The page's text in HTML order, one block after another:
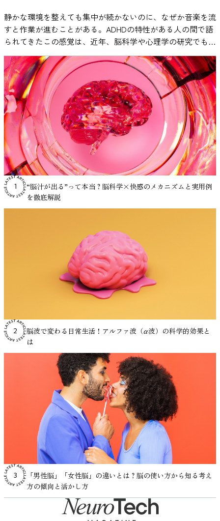
quality in students with sleep complaints. Journal of Advanced
Nursing, 62(3), 327–
335.https://pubmed.ncbi.nlm.nih.gov/18426457/ 瞑想や呼吸
法と音楽を組み合わせる方法 音楽は、瞑想や呼吸法などの
リラクゼーション技法と組み合わせて利用されることもあり
ます。瞑想研究では、呼吸や注意の集中を促す補助的な刺激
として音楽が使われる場合があります。 リラクゼーション
法の研究では、呼吸のリズムや身体の感覚に注意を向けるこ
とで心理的緊張が変化する可能性が報告されています。音楽
はこうした実践の中で、一定のリズムや静かな音環境を提供
する要素として用いられることがあります。 特にガイド付
き瞑想やリラクゼーションプログラムでは、背景音として穏
やかな音楽や環境音が使用されることがあり、注意の集中や
リラックス状態の維持を助ける要素として研究されていま
す。 瞑想について科学的に解説した記事はこちら。 ・たっ
た10分の瞑想で脳が変わる？EEGがとらえた、脳深部のリア
能性については、これまで主に心理学や医学の分野で研究さ
れてきました。近年はこれに加えて、脳科学やデジタル技術
を組み合わせた研究も進んでいます。特に、脳活動や生体信
号を計測しながら音楽体験を分析する研究は、音楽が人の状
態にどのように関係するかを理解するための新しいアプロー
チとして注目されています。 脳波や心拍などの生理データ
反応をより詳細に観察できるようになりました。こうした研
究は、音楽とストレス、集中状態、リラックス状態の関係を
科学的に検証する基盤となっています。 脳科学と音楽テク
ノロジーの研究動向 音楽と脳の関係は、神経科学の分野で
も研究が進められています。脳画像研究では、音楽を聴いた
ときに感情処理や報酬系に関わる脳領域が活動することが報
告されています。こうした研究は、音楽体験が脳内の複数の
ネットワークと関係していることを示しています。 また近
年では、脳波や生理信号を計測する技術を用いて、音楽を聴
いているときの状態を分析する研究も行われています。これ
らの研究は、音楽体験をより客観的に理解するための方法と
して発展しており、音楽と人の心理状態の関係を探る新しい
研究領域となっています。 参考：Koelsch, S. (2014). Brain
correlates of music-evoked emotions. Nature Reviews
Neuroscience, 15(3), 170–180.
https://www.nature.com/articles/nrn3666 音楽体験を拡張す
される仕組みになっています。 作業用BGMを探す際には、
ジャンルやプレイリストだけでなく、こうした脳の状態に着
目した音楽サービスを選択肢として検討する方法もありま
す。音環境をより意識的に設計することで、自分に合った作
業環境を見つけやすくなる可能性があります。 VIE Tunesは
現在、アプリからの無料体験が可能です。 ・iOS ・Android
まとめ｜作業用BGMの効果を正しく使えば、生産性は確実
に変わる 作業用BGMは、単に「集中できる音楽」を探すだ
けのものではありません。研究を見ても、音楽そのものが直
接的に生産性を高めると断定できるわけではなく、作業内容
や個人特性、音環境との関係によって影響の出方が変わるこ
とが示されています。 重要なのは、「どの音楽が一番良い
か」ではなく、どのような作業をしているのか、どの程度の
刺激が最適なのかという視点で音環境を考えることです。自
分に合った音環境を見つけていくことが、作業用BGMを活
用する上で重要なポイントといえるでしょう。
唾液指標といった生理データを用いて検証が行われている点
が、主観報告中心の方法との違いです。 ADHD特性の集中に
課題を感じている人へ VIE Tunesのような設計は、勉強中や
仕事中に持続的な集中が求められる場面で活用されることを
想定しています。 特に、 ・無音では落ち着かない・単調な
作業で注意が途切れやすい・作業中のストレスを軽減したい
といった状況では、一つの選択肢になり得ます。
VIE
Tunes 無料体験はこちら まとめ｜ADHDと音楽の関係を正し
く理解しよう ADHDと音楽の関係は、「良い」「悪い」と一
言では言い切れません。 研究では、ホワイトノイズや特定
の音刺激が課題成績に影響を与える可能性が示されていま
す。一方で、歌詞付き音楽が言語課題を妨げる場合も報告さ
れています。つまり、音は状況によって集中を助けることも
あれば、妨げることもあります。 大切なのは、「音楽が効
くかどうか」ではなく、「どんな音が、どんな作業に合う
か」を考えることです。 VIE Tunesのように、脳波や生理指
音楽の関係を正しく理解するとは、研究でわかっている範囲
を踏まえ、自分の特性や作業内容に合わせて試し、調整して
いくことです。音は万能な解決策ではありませんが、集中を
支える一つの手段にはなり得ます。
少ない穏やかな音環境を意識することが大切です。 ③ 姿
勢・呼吸法と合わせる 音楽を流しながら、深くゆっくりと
した呼吸を意識します。鼻からゆっくり吸い、口から長めに
吐く呼吸を数回繰り返すだけでも、体の緊張が緩みやすくな
ります。 姿勢は、背中や首に余計な力が入らない状態が理
想です。音楽だけに頼るのではなく、呼吸と組み合わせるこ
とで、よりリラックス状態へ移行しやすくなります。 リラ
ックスの方法についてはこちらの記事でも解説しています。
https://mag.viestyle.co.jp/relax-performance/ ④ 「音楽＝
寝る時間」のルーティンをつくる 毎晩同じタイミングで音
楽を流すことで、「この音が流れたら寝る時間」という条件
づけが形成されやすくなります。これは行動習慣の観点から
も理にかなっており、繰り返すことで入眠までの流れがスム
ーズになります。 日によって曲を頻繁に変えるよりも、あ
る程度パターンを固定する方が、安心感につながりやすい傾
向があります。 ⑤ 習慣を記録し、少しずつ微調整する 睡眠
音量や再生時間を見つけやすくなります。 例えば、 音量を
少し下げた方が眠りやすかった 30分でタイマーを切る方が
途中覚醒が少なかった など、実践の中で調整していくこと
睡眠の質を高めるために、特別な道具や難しい知識は必要あ
りません。大切なのは、寝る前の過ごし方を少し整えること
な関係があります。ゆったりとしたテンポや穏やかな音環境
は、副交感神経が優位になる状態をサポートし、入眠までの
流れをスムーズにします。さらに、照明を落とす、スマホか
ら離れる、深い呼吸を意識するなどの習慣を組み合わせるこ
とで、より自然に眠りへと移行しやすくなります。 重要な
のは、「良い音楽を探すこと」よりも、毎晩同じ流れをつく
ることです。音楽を流す時間を固定することで、「この音＝
寝る時間」という条件づけが生まれ、体と脳が休息モードに
入りやすくなります。 まずは今夜、寝る30分前に静かな音
楽を流してみてください。光を落とし、呼吸を整え、音に身
をゆだねる——その小さな積み重ねが、あなたの睡眠を少し
ずつ変えていきます。 そして、睡眠前の音環境をより意識
的に整えたい方は、状態設計に基づいた音楽体験を取り入れ
てみるのも一つの方法です。 今夜から試せる、VIE Tunes無
料ダウンロード・iOS ・Android
類と音質の違い 集中力を高めるには、「ノイズキャンセリ
ング機能付きイヤホン」の使用がおすすめです。外部の雑音
をカットすることで、音量を上げすぎずに済み、聴覚疲労を
防ぐことができます。 また、フラットな音質設計のイヤホ
ンは、音楽の細かなニュアンスが聴きやすく、環境音やアン
ビエント系BGMとの相性も良好です。 時間帯による音楽の
選び方 集中の目的と時間帯に合わせて音楽を選ぶことも大
切です。 朝〜午前中はテンポのあるクラシックやローファ
イなどで覚醒状態を促し、午後の眠気が出やすい時間帯には
自然音やアンビエントで落ち着きを保つのがおすすめです。
夜間や就寝前は、リラックス目的のスローテンポなBGMに
切り替えると、生活リズムも整いやすくなります。 「なが
ら聴き」にならない工夫 ただ流すだけの「ながら聴き」で
は、音楽の効果が薄れることもあります。作業前に再生する
BGMを一度深呼吸しながら意識的に聴く、プレイリストを
作業内容に合わせて事前に準備しておくなど、“選んで聴
く”という習慣を持つことで、集中スイッチが入りやすくな
「脳波への影響」や「聴き方」も重要です。VIE Tunesのよ
うに、科学的に実証された音楽サービスを活用することで、
より効果的に集中状態へ導くことができます。 まずは、あ
なたの作業シーンに合ったニューロミュージックを試して、
「聴くだけ」の集中力アップを体験してみてください。
ことです。この特徴は、自己愛が強いのに表立って自己主張
できず内省的で不安が強いという脆弱型の性質とも符合する
かもしれません。 図：各ナルシシズムタイプと脳波パター
ンの関係（Zhou et al., 2025） 以上のように、ナルシシズム
の多様な側面ごとに固有の脳波パターンが確認されたので
す。研究チームは「これらの結果を総合すると、自己愛傾向
の多様な形が安静時脳活動から信頼性高く予測できることが
示唆された」と述べています。この成果は人格特性を脳から
読み解くパーソナリティ神経科学という分野の新たな一歩と
言えるでしょう。 VIEの脳波計で“自分の脳”を理解する VIE
のEEG Headphoneのような革新的なデバイスにより、誰でも
脳波を“日常的に”測ることが可能になってきています。特に
研究用に特化したこのデバイスは、高度な脳波センサーを内
蔵したオーディオデバイスとして、リアルタイムで集中・リ
ラックス・認知負荷といった状態を非侵襲かつ高精度に可視
化することが可能です。 特許取得済みのセンシング技術
ことを物語っています。今回の研究は、「人間の脳波は、口
を開く前にその人の性格を映し出しているのかもしれない」
という驚きとともに、新たな問いを投げかけました。もちろ
ん、脳波で性格のすべてが分かるわけではありません。しか
確かです。 将来、ビジネスや教育の場で脳波から個人の特
性に合わせたアプローチを取る、といった応用も夢ではない
てしまうことに対する倫理的な議論も必要になるでしょう。
私たちの脳活動と心の個性は表裏一体である──そのことを
今回の研究は改めて示しています。何気なく過ごす今この瞬
間も、あなたの脳波はあなたという人間の一端を物語ってい
るのかもしれません。そんな事実に思いを馳せると、日常の
風景が少し違って見えてきませんか。
参考文献 Zhou, Z.,
Huang, C., Robins, E. M., Angus, D. J., Sedikides, C., & Kelley,
N. J. (2025). Decoding the Narcissistic Brain: Predicting
diverse forms of narcissism from resting-state EEG using
multivariate pattern analysis. NeuroImage, Volume 288, 120279.
https://www.sciencedirect.com/science/article/pii/
究者はストレス反応を評価するために、唾液中のコルチゾー
ルや唾液αアミラーゼといった生理指標、さらに心拍数や主
観的なストレス評価などを測定しました。 その結果、音楽
を聴いたグループでは、ストレス課題の後に自律神経系の反
応が回復する過程に特徴的な違いが見られました。特に唾液
αアミラーゼの値については、音楽を聴いた参加者のほうが
比較的早く基準値へ戻る傾向が確認されました。研究者はこ
の結果から、音楽の聴取が人間の心理生物学的ストレスシス
テムに影響を与える可能性があると結論づけています。 ス
トレスについては、こちらの記事でも詳しく説明していま
す。 ・私たちはなぜ緊張するのか？：緊張のメカニズムと
コントロール方法 医療分野で音楽療法が活用されている理
由 音楽は娯楽としてだけでなく、医療分野でも補助的な介
入手法として利用されています。このような方法は一般的に
「音楽療法」と呼ばれ、患者の心理的状態や生理反応に対す
る影響が研究されています。 医学研究では、音楽を聴くこ
とが心拍数や血圧などの生理的指標に関連する可能性が報告
神経系の活動に関係する可能性も指摘されています。これら
の結果は、音楽がストレス反応に関わる身体の調節システム
に影響を与える可能性を示唆しています。 実際に医療現場
では、手術前の不安を軽減する目的や、治療中の心理的負担
を和らげる目的で音楽が用いられることがあります。音楽は
薬物を使用しない非侵襲的な方法であり、患者への身体的負
段として研究が進められています。 音楽療法についてより
詳しく知りたい方はこちら。 ・音楽療法とは？健康を支え
る音楽の力と実践アイデア集 参考：De Witte, M., Spruit, A.,
van Hooren, S., Moonen, X., & Stams, G. J. (2020). Effects of
music interventions on physiological and psychological stress
outcomes: A systematic review and meta-analysis. Health
Psychology Review, 14(2), 187–
224.https://pubmed.ncbi.nlm.nih.gov/31167611/ 音楽がストレ
スに関わる脳の働きに影響する仕組み 音楽がストレス反応
に影響を与える可能性については、脳の働きとの関係からも
研究が行われています。人間がストレスを感じたときには、
視床下部や扁桃体、海馬、前頭前野といった複数の脳領域が
関与します。これらの領域は感情の処理や記憶、意思決定な
どに関わる重要な部位です。 興味深いことに、音楽を聴い
たときにもこれらの脳領域が活動することが神経科学の研究
で報告されています。音楽は聴覚刺激として脳に入力される
だけでなく、感情や記憶と結びついた複雑な神経ネットワー
音楽体験が神経化学的な反応を引き起こすことが明らかにな
っています。 ドーパミンは「快感」や「動機づけ」に関与
する神経伝達物質として知られています。 ここで重要なの
は、「どの音楽でも同じ反応が起きるわけではない」という
点です。研究では、本人が好ましいと感じる音楽を聴いたと
きに、より強い報酬系の反応が観察されています。 そのた
め、自分にとって心地よいと感じる音楽が気分を変化させ、
その結果として作業への取り組みやすさに影響する可能性が
あります。 生産性が向上するメカニズム 作業用BGMの効果
は、主に次の2つのメカニズムで説明されています。 1. 外部
ノイズのマスキング効果 音楽には、周囲の雑音を覆い隠す
「マスキング効果」があります。特にオープンオフィスのよ
うな環境では、断続的に聞こえる会話音が集中を妨げる要因
になることが知られています。 一定の音（ホワイトノイズ
や環境音など）を流すと、こうした突発的な音が目立ちにく
くなり、集中状態を保ちやすくなるという考え方です。 オ
イントとおすすめソリューション 2. 気分向上による間接的
や作業持続時間に影響を与える可能性があります。
Thompsonら（2001）の研究では、明るくテンポの速い音楽
を聴いた条件で、被験者の気分と覚醒水準が高まり、その状
ただし研究者らは、これは音楽そのものが認知能力を直接高
めたのではなく、気分と覚醒水準の変化が課題成績に影響し
た可能性が高いと結論づけています。 つまり、作業用BGM
の効果は「脳を直接賢くする」というよりも、「気分や環境
を整えることで結果的に生産性へ影響する」と理解するのが
業パフォーマンスの関係については、肯定的な結果と否定的
な結果の両方が報告されています。 たとえば、
Lesiuk（2005）の研究では、ソフトウェア開発者を対象にし
た調査で、音楽を聴いているときの方が気分が良好で、自己
評価によるパフォーマンスが高かったと報告されています。
一方で、言語課題や記憶課題においては、歌詞付き音楽が成
績を低下させるという研究結果もあります（Perham &
Currie, 2014）。 総合的に見ると、 単純作業や反復作業では
プラスに働く場合がある 言語処理を伴う複雑な課題ではマ
イナスに働く可能性がある 個人差が大きい というのが、現
在の研究から読み取れる事実です。 生産性を高める作業用
静かな環境を整えても集中が続かないのに、なぜか音楽を流
すと作業が進むことがある。ADHDの特性がある人の間で語
られてきたこの感覚は、近年、脳科学や心理学の研究でも検
証が進んでいます。歌詞は本当に邪魔になるのか。ホワイト
ノイズはなぜ効果があると言われるのか。 本記事では、一
次研究のデータと実証例をもとに、ADHDと音楽の関係を整
理し、勉強や仕事にどう活かせるのかを探ります。 ADHDの
集中力に音楽は影響する？研究でわかっていること 静かな
場所で勉強や仕事をしていると、かえって落ち着かず、音楽
を流したほうが作業が進むと感じる人は少なくありません。
とくにADHDの特性がある場合、「無音よりも少し音があっ
たほうが集中しやすい」と語られることがあります。 こう
した感覚は、単なる気のせいとして片づけられてきたわけで
はありません。実際に、心理学や神経科学の分野で実験的に
検討されてきました。 これまでの実験では、音楽やホワイ
トノイズを流した状態と、何も流さない静かな状態とで課題
はありません。課題の内容が言語処理を多く含む場合や、音
の強さが高すぎる場合には、成績が下がることもあります。
つまり、音がプラスに働くかマイナスに働くかは、状況によ
って変わるというのが研究の結論です。 以下では、実験研
究で明らかになっている事実を、わかりやすく紹介していき
介しています。 https://mag.viestyle.co.jp/masking-effect/
参考：Söderlund, G., Sikström, S., & Smart, A. (2007). Listen
to the noise: Noise affects cognitive performance differently
in ADHD and non-ADHD children. Journal of Child Psychology
and Psychiatry, 48(8), 840–847.
https://acamh.onlinelibrary.wiley.com/doi/abs/10.1111/j.1469-
7610.2007.01749.x ADHDにおける覚醒レベルの特性 ADHDの研
究では、「覚醒水準（arousal）」という概念がよく扱われ
ます。覚醒水準とは、脳がどれくらい活動的な状態にあるか
という指標です。一般に、人は覚醒水準が低すぎても高すぎ
ても作業効率が下がり、ちょうどよいレベルにあるときに最
もパフォーマンスが安定するとされています。
Zentall（1975）は、ADHDの子どもはこの覚醒水準が低めに
出やすい可能性があり、そのため追加の刺激を求める行動が
生じるという「最適刺激理論」を提案しました。この理論は
その後、多くの研究で検討されています。 もし覚醒水準が
RANKING
1
“脳汁が出る”って本当？脳科学×快感のメカニズムと実用例
を徹底解説
2
脳波で変わる日常生活！アルファ波（α波）の科学的効果と
は
3
「男性脳」「女性脳」の違いとは？脳の使い方から知る考え
方の傾向と活かし方